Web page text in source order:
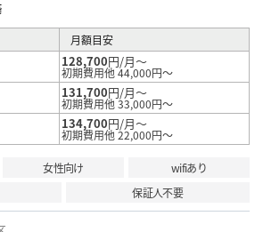
月額目安
128,700円/月～
初期費用他 44,000円～
131,700円/月～
初期費用他 33,000円～
134,700円/月～
初期費用他 22,000円～
女性向け
wifiあり
保証人不要